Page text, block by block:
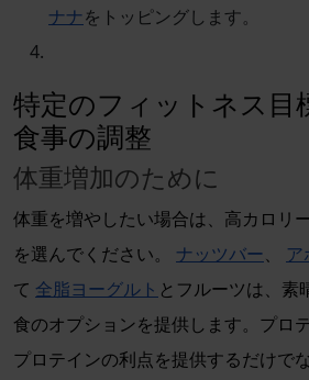
ナナをトッピングします。
特定のフィットネス目
食事の調整
体重増加のために
体重を増やしたい場合は、高カロリ
を選んでください。 ナッツバー、 ア
て 全脂ヨーグルト とフルーツは、素
食のオプションを提供します。プロ
プロテインの利点を提供するだけで